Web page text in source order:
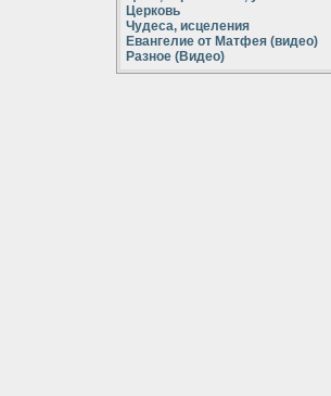
Церковь
Чудеса, исцеления
Евангелие от Матфея (видео)
Разное (Видео)